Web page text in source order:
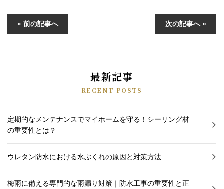
« 前の記事へ 次の記事へ »
最新記事
RECENT POSTS
定期的なメンテナンスでマイホームを守る！シーリング材
の重要性とは？
ウレタン防水における水ぶくれの原因と対策方法
梅雨に備える専門的な雨漏り対策｜防水工事の重要性と正